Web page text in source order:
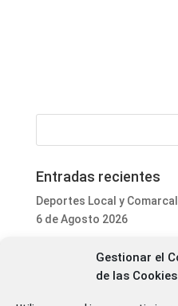
Gestionar el
de las Cookies
Entradas recientes
Deportes Local y
6 de Agosto 2026